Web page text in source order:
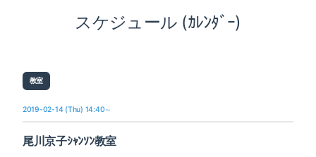
スケジュール (ｶﾚﾝﾀﾞｰ)
教室
2019-02-14 (Thu) 14:40～
尾川京子ｼｬﾝｿﾝ教室